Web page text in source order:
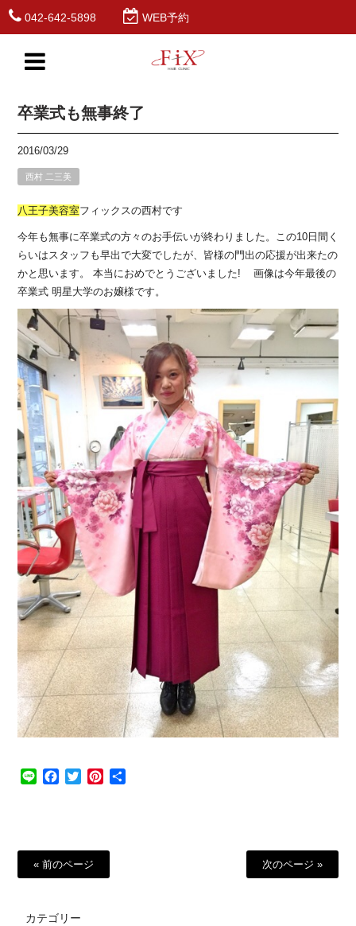
042-642-5898 WEB予約
卒業式も無事終了
2016/03/29
西村 二三美
八王子美容室フィックスの西村です
今年も無事に卒業式の方々のお手伝いが終わりました。この10日間く
らいはスタッフも早出で大変でしたが、皆様の門出の応援が出来たの
かと思います。 本当におめでとうございました! 画像は今年最後の
卒業式 明星大学のお嬢様です。
Line Facebook
TwitterPinterest
« 前のページ 次のページ »
カテゴリー